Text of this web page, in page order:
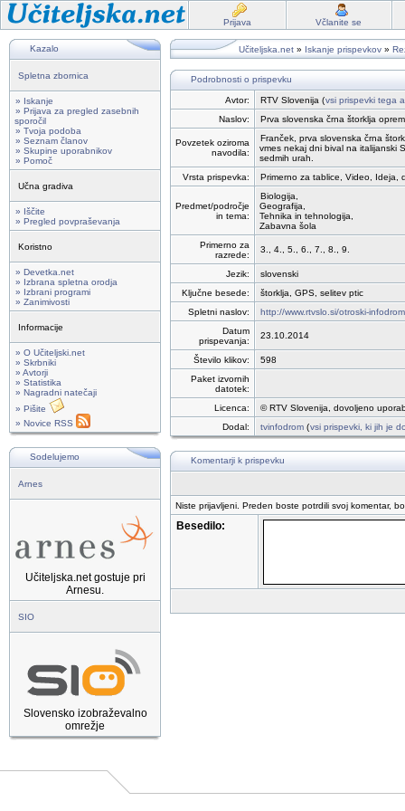
Prijava Včlanite se
Kazalo
Spletna zbornica
» Iskanje
» Prijava za pregled zasebnih
sporočil
» Tvoja podoba
» Seznam članov
» Skupine uporabnikov
» Pomoč
Učna gradiva
» Iščite
» Pregled povpraševanja
Koristno
» Devetka.net
» Izbrana spletna orodja
» Izbrani programi
» Zanimivosti
Informacije
» O Učiteljski.net
» Skrbniki
» Avtorji
» Statistika
» Nagradni natečaji
» Pišite
» Novice RSS
Sodelujemo
Arnes
Učiteljska.net gostuje pri
Arnesu.
SIO
Slovensko izobraževalno
omrežje
Učiteljska.net » Iskanje prispevkov »
Podrobnosti o prispevku
Avtor: RTV Slovenija (vsi prispevki tega
Naslov:
Prva slovenska črna štorklja
Povzetek oziroma
navodila:
Franček, prva slovenska črna
vmes nekaj dni bival na italijanski
sedmih urah.
Vrsta prispevka:
Primerno za tablice, Video, Ideja,
Predmet/področje
in tema:
Biologija,
Geografija,
Tehnika in tehnologija,
Zabavna šola
Primerno za
razrede:
3., 4., 5., 6., 7., 8., 9.
Jezik:
slovenski
Ključne besede:
štorklja, GPS, selitev ptic
Spletni naslov:
http://www.rtvslo.si/otroski-
Datum
prispevanja:
23.10.2014
Število klikov:
598
Paket izvornih
datotek:
Licenca:
© RTV Slovenija, dovoljeno
Dodal:
tvinfodrom (vsi prispevki, ki jih je
Komentarji k prispevku
Niste prijavljeni. Preden boste potrdili svoj komentar,
Besedilo: